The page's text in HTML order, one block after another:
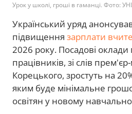
Урок у школі, гроші в гаманці. Фото:
Український уряд
підвищення зарплати
2026 року. Посадові оклади
працівників, зі слів прем'єр-
Корецького, зростуть на
яким буде мінімальне
освітян у новому